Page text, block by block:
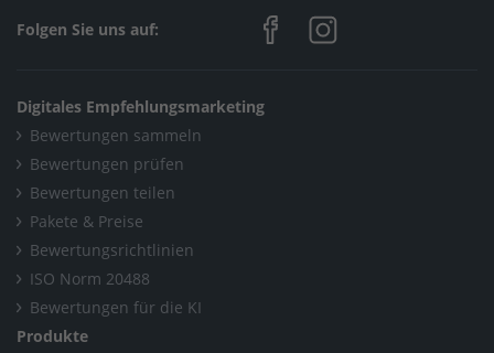
Folgen Sie uns auf:
Digitales Empfehlungsmarketing
Bewertungen sammeln
Bewertungen prüfen
Bewertungen teilen
Pakete & Preise
Bewertungsrichtlinien
ISO Norm 20488
Bewertungen für die KI
Produkte